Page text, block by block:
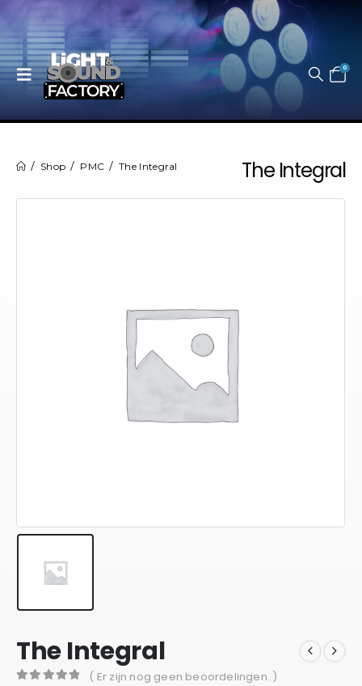
0
The Integral
Shop PMC The Integral
The Integral
( Er zijn nog geen beoordelingen. )